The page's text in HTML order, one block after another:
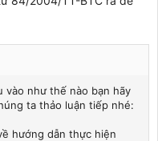
vào như thế nào bạn hãy
ta thảo luận tiếp nhé:
hướng dẫn thực hiện